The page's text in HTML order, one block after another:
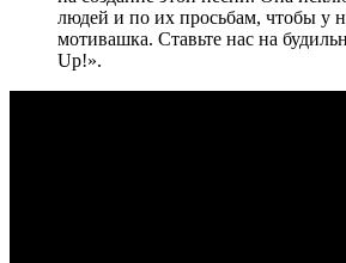
людей и по их просьбам, чтобы у
мотивашка. Ставьте нас на
Up!».